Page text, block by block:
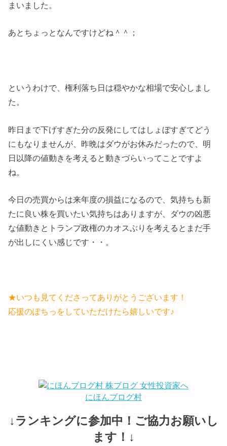
まいました。
あとちょっとなんですけどね＾＾；
というわけで、権利落ち日は穏やかな相場で安心しまし
た。
昨日まで下げすぎた分の反発にしてはしょぼすぎてどう
にもなりませんが、昨晩はダウがお休みだったので、明
日以降の値動きを考えると動きづらいってことですよ
ね。
今日の売買からは来年度の損益になるので、気持ちも新
たに良い株を買いたい気持ちはありますが、ダウの凶悪
な値動きとトランプ政権のカオスぶりを考えるとまだ手
が出しにくい感じです・・。
★いつも見てくださってありがとうございます！
応援のぽちっをしていただけたら嬉しいです♪
にほんブログ村
↓ランキングに参加中！ご協力お願いし
ます！↓